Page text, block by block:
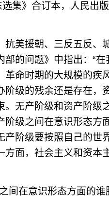
集》合订本，人民出
援朝、三反五反、城
的问题》中指出：“
革命时期的大规模的疾
级的残余还是存在，
。无产阶级和资产阶级
阶级之间在意识形态方
产阶级要按照自己的世
方面，社会主义和资本
在意识形态方面的谁